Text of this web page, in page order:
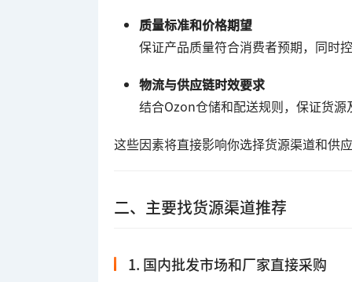
质量标准和价格期望
保证产品质量符合消费者预期，同时
物流与供应链时效要求
结合Ozon仓储和配送规则，保证货
这些因素将直接影响你选择货源渠道和供
二、主要找货源渠道推荐
1. 国内批发市场和厂家直接采购